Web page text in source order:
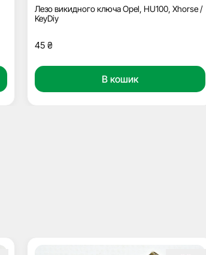
Лезо викидного ключа Opel, HU100, Xhorse /
KeyDiy
45 ₴
В кошик